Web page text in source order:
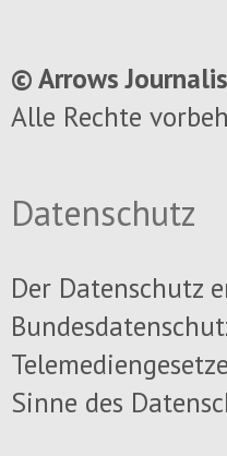
© Arrows
Alle Rechte
Datenschutz
Der Datenschutz
Sinne des